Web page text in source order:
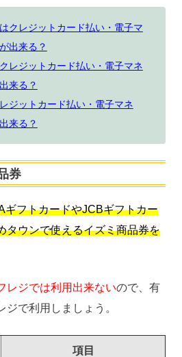
クレジットカード払い・電子マ
出来る？
レジットカード払い・電子マネ
来る？
ジットカード払い・電子マネ
来る？
券
ギフトカードやJCBギフトカー
タウンで使えるイズミ商品券を
レジでは利用出来ないので、有
ジで利用しましょう。
項目